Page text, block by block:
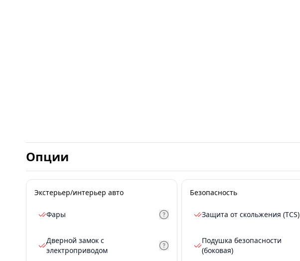
Опции
Экстерьер/интерьер авто
Фары
Дверной замок с
электроприводом
Безопасность
Защита от скольжения (TCS)
Подушка безопасности
(боковая)